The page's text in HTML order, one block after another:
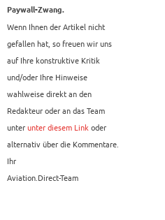
Paywall-Zwang.
Wenn Ihnen der Artikel nicht
gefallen hat, so freuen wir uns
auf Ihre konstruktive Kritik
und/oder Ihre Hinweise
wahlweise direkt an den
Redakteur oder an das Team
unterunter diesem Linkoder
alternativ über die Kommentare.
Ihr
Aviation.Direct-Team